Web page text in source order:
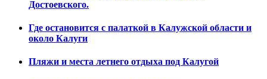
Достоевского.
Где остановится с палаткой в Калужской области и
около Калуги
Пляжи и места летнего отдыха под Калугой